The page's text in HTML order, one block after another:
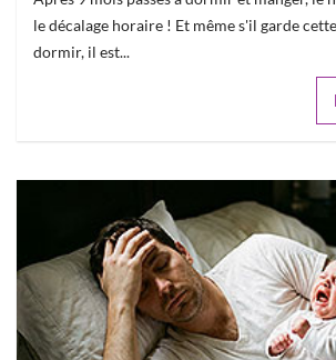
le décalage horaire ! Et même s'il garde
dormir, il est...